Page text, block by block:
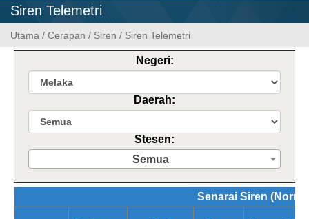
Siren Telemetri
Utama / Cerapan / Siren / Siren Telemetri
Negeri:
Daerah:
Stesen:
Semua
Senarai Siren